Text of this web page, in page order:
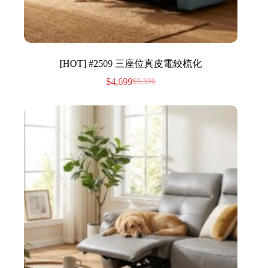
[HOT] #2509 三座位真皮電鉸梳化
$9,398
$4,699